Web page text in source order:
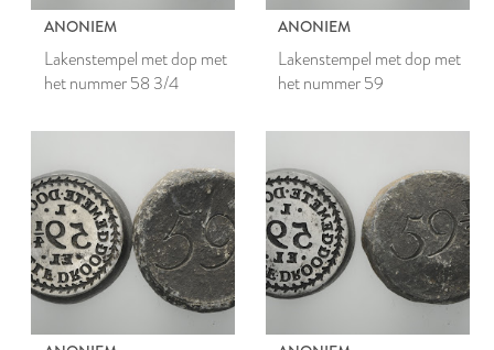
ANONIEM
Lakenstempel met dop met
het nummer 58 3/4
ANONIEM
Lakenstempel met dop met
het nummer 59